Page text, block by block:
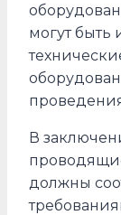
могут
В
должны